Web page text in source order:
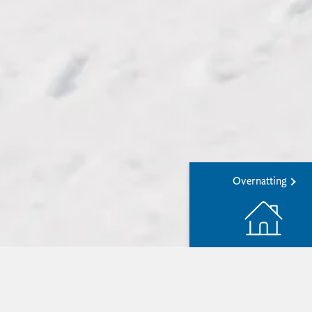
Overnatting